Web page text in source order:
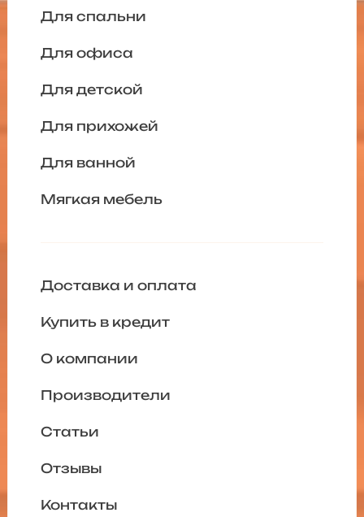
Для спальни
Для офиса
Для детской
Для прихожей
Для ванной
Мягкая мебель
Доставка и оплата
Купить в кредит
О компании
Производители
Статьи
Отзывы
Контакты